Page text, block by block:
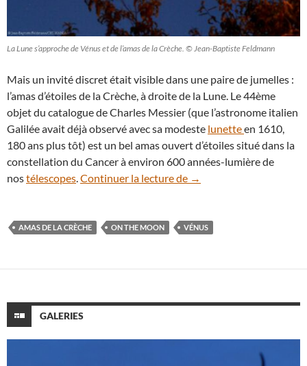
La Lune s’approche de Vénus et de l’amas de la Crèche. © Jean-Baptiste Feldmann
Mais un invité discret était visible dans une paire de jumelles :
l’amas d’étoiles de la Crèche, à droite de la Lune. Le 44ème
objet du catalogue de Charles Messier (que l’astronome italien
Galilée avait déjà observé avec sa modeste lunetteen 1610,
180 ans plus tôt) est un bel amas ouvert d’étoiles situé dans la
constellation du Cancer à environ 600 années-lumière de
nostélescopes Continuer la lecture de La Lune s’approche de
→
AMAS DE LA CRÈCHE ON THE MOON VÉNUS
GALERIES